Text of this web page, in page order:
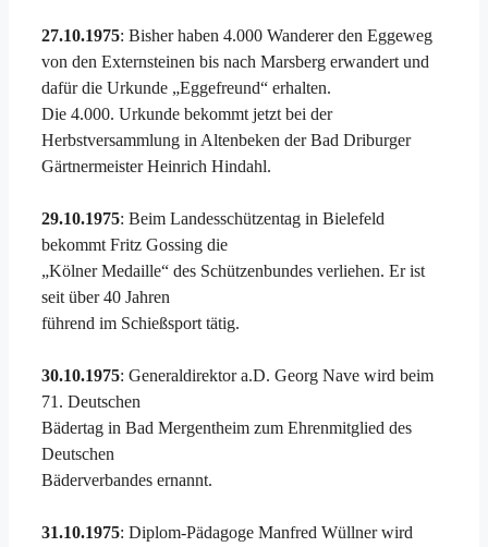
27.10.1975: Bisher haben 4.000 Wanderer den Eggeweg
von den Externsteinen bis nach Marsberg erwandert und
dafür die Urkunde „Eggefreund“ erhalten.
Die 4.000. Urkunde bekommt jetzt bei der
Herbstversammlung in Altenbeken der Bad Driburger
Gärtnermeister Heinrich Hindahl.
29.10.1975: Beim Landesschützentag in Bielefeld
bekommt Fritz Gossing die
„Kölner Medaille“ des Schützenbundes verliehen. Er ist
seit über 40 Jahren
führend im Schießsport tätig.
30.10.1975: Generaldirektor a.D. Georg Nave wird beim
71. Deutschen
Bädertag in Bad Mergentheim zum Ehrenmitglied des
Deutschen
Bäderverbandes ernannt.
31.10.1975: Diplom-Pädagoge Manfred Wüllner wird